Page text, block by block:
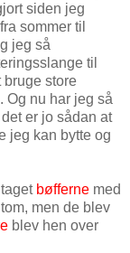
siden jeg
sommer til
jeg så
til
bruge store
Og nu har jeg så
er jo sådan at
jeg kan bytte og
bøfferne med
men de blev
blev hen over